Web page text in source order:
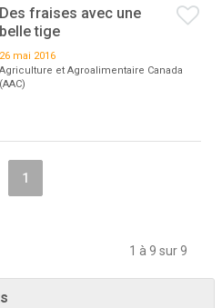
Des fraises avec une
belle tige
26 mai 2016
Agriculture et Agroalimentaire Canada
(AAC)
1
1 à 9 sur 9